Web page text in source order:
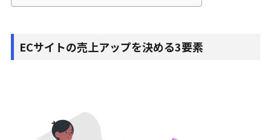
ECサイトの売上アップを決める3要素